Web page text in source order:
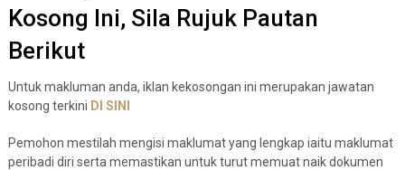
Kosong Ini, Sila Rujuk Pautan
Berikut
Untuk makluman anda, iklan kekosongan ini merupakan jawatan
kosong terkini DI S N
Pemohon mestilah mengisi maklumat yang lengkap iaitu maklumat
peribadi diri serta memastikan untuk turut memuat naik dokumen